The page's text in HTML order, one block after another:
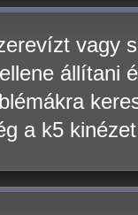
vagy
állítani
a k5